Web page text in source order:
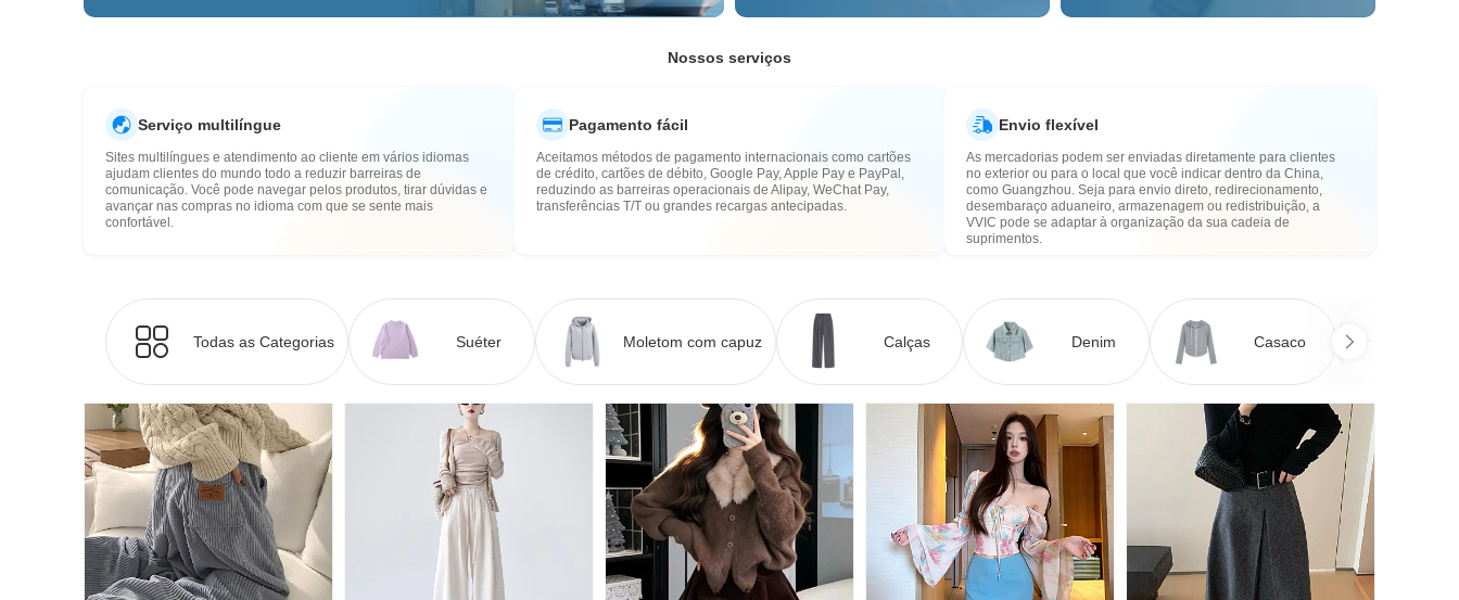
inspeção de qualidade transfronteiriça e as
riscos de qualidade, alfândega e pós-venda.
OEM por imagem ou amostra, para tornar
Nossos serviços
Serviço multilíngue
Sites multilíngues e atendimento ao cliente em vários idiomas
ajudam clientes do mundo todo a reduzir barreiras de
comunicação. Você pode navegar pelos produtos, tirar dúvidas e
avançar nas compras no idioma com que se sente mais
confortável.
Pagamento fácil
Aceitamos métodos de pagamento internacionais como cartões
de crédito, cartões de débito, Google Pay, Apple Pay e PayPal,
reduzindo as barreiras operacionais de Alipay, WeChat Pay,
transferências T/T ou grandes recargas antecipadas.
Envio flexível
As mercadorias podem ser enviadas diretamente para clientes
no exterior ou para o local que você indicar dentro da China,
como Guangzhou. Seja para envio direto, redirecionamento,
desembaraço aduaneiro, armazenagem ou redistribuição, a
VVIC pode se adaptar à organização da sua cadeia de
suprimentos.
Todas as Categorias Suéter Moletom com capuz Calças Denim Casaco